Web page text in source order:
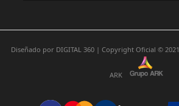
Diseñado por DIGITAL 360 | Copyright Oficial © 2021
ARK